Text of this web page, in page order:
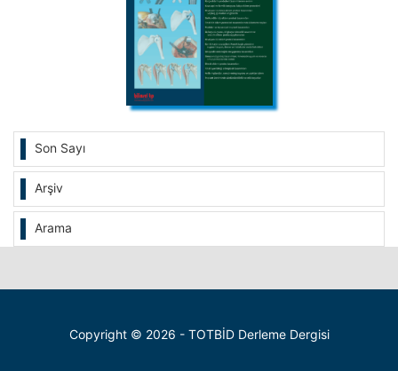
Son Sayı
Arşiv
Arama
Copyright © 2026 - TOTBİD Derleme Dergisi